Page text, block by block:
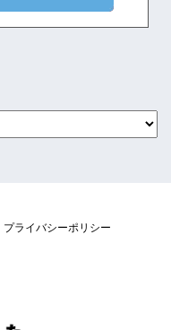
プライバシーポリシー